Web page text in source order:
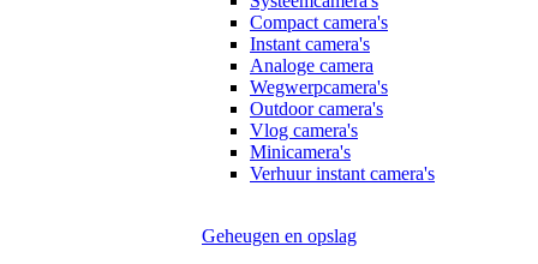
Compact camera's
Instant camera's
Analoge camera
Wegwerpcamera's
Outdoor camera's
Vlog camera's
Minicamera's
Verhuur instant camera's
Geheugen en opslag